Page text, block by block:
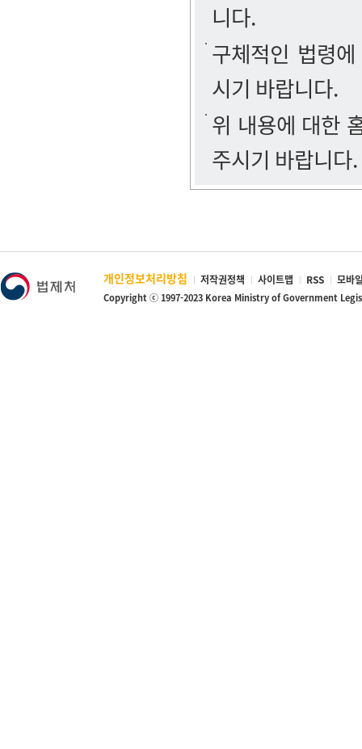
니다.
구체적인 법령
시기 바랍니다.
위 내용에 대한
주시기 바랍니다.
개인정보처리방침 저작권정책 사이트맵 RSS 모바
Copyright ⓒ 1997-2023 Korea Ministry of Government